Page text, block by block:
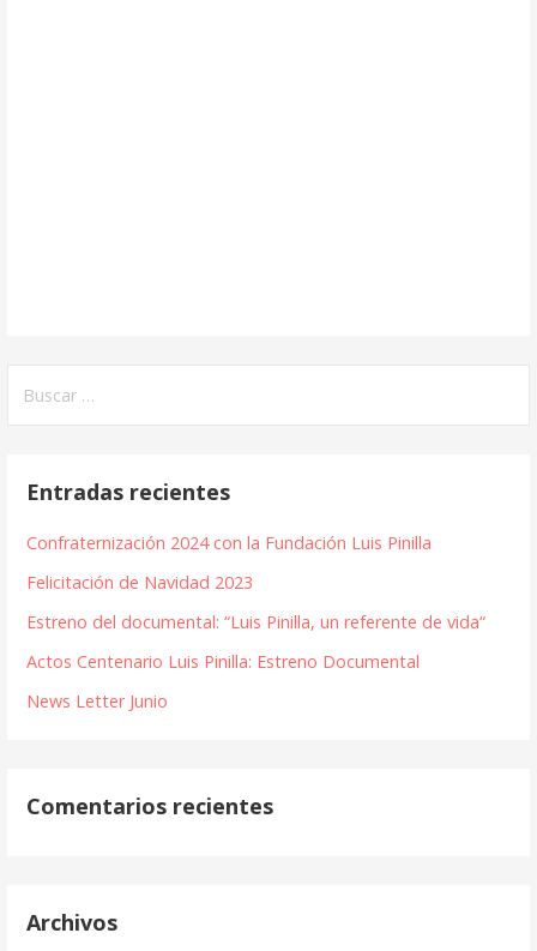
Entradas recientes
Confraternización 2024 con la Fundación Luis Pinilla
Felicitación de Navidad 2023
Estreno del documental: “Luis Pinilla, un referente de vida“
Actos Centenario Luis Pinilla: Estreno Documental
News Letter Junio
Comentarios recientes
Archivos